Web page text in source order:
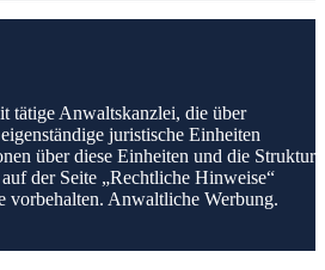
tätige Anwaltskanzlei, die über
juristische Einheiten
über diese Einheiten und die Struktur
der Seite „Rechtliche Hinweise“
vorbehalten. Anwaltliche Werbung.